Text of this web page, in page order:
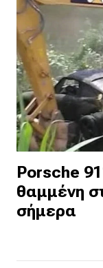
Porsche
θαμμένη
σήμερα